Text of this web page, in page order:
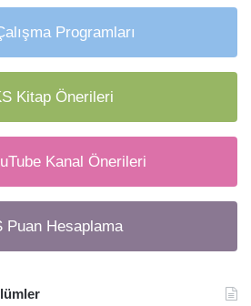
Programları
Kitap Önerileri
Kanal Önerileri
Puan Hesaplama